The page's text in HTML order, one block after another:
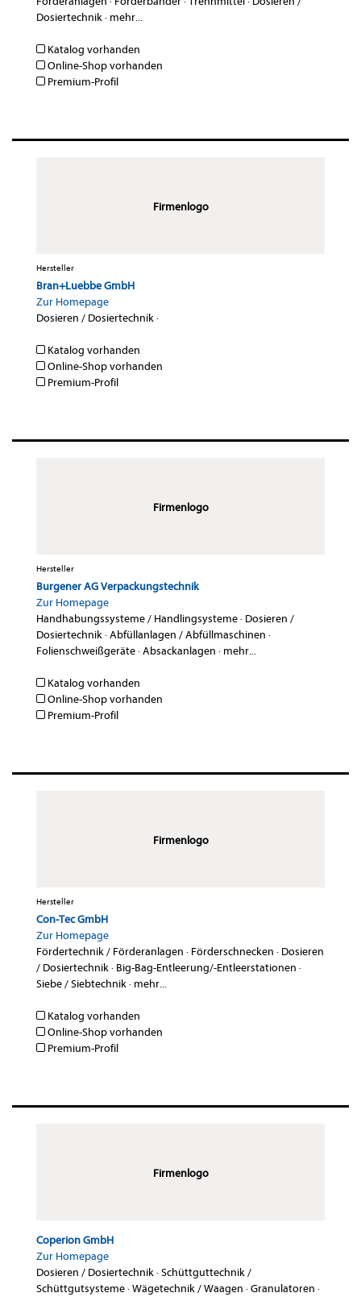
Dosiertechnik· mehr...
Katalog vorhanden
Online-Shop vorhanden
Premium-Profil
Firmenlogo
Hersteller
Bran+Luebbe GmbH
Zur Homepage
Dosieren / Dosiertechnik·
Katalog vorhanden
Online-Shop vorhanden
Premium-Profil
Firmenlogo
Hersteller
Burgener AG Verpackungstechnik
Zur Homepage
Handhabungssysteme / Handlingsysteme· Dosieren /
Dosiertechnik·Abfüllanlagen / Abfüllmaschinen ·
Folienschweißgeräte·Absackanlagen · mehr...
Katalog vorhanden
Online-Shop vorhanden
Premium-Profil
Firmenlogo
Hersteller
Con-Tec GmbH
Zur Homepage
Fördertechnik / Förderanlagen · Förderschnecken · Dosieren
/ Dosiertechnik· Big-Bag-Entleerung/-Entleerstationen ·
Siebe / Siebtechnik· mehr...
Katalog vorhanden
Online-Shop vorhanden
Premium-Profil
Firmenlogo
Coperion GmbH
Zur Homepage
Dosieren / Dosiertechnik·Schüttguttechnik /
Schüttgutsysteme·Wägetechnik / Waagen ·Granulatoren ·